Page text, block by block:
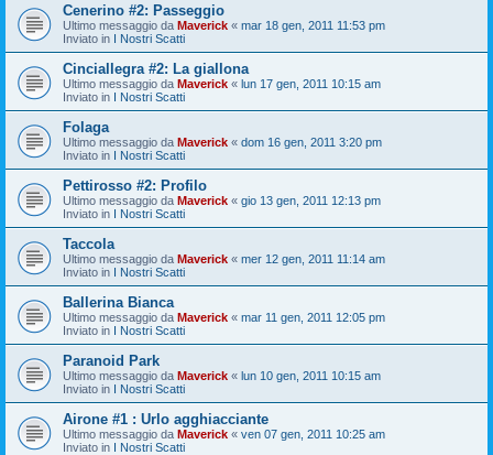
Cenerino #2: Passeggio
Ultimo messaggio da Maverick « mar 18 gen, 2011 11:53 pm
Inviato in I Nostri Scatti
Cinciallegra #2: La giallona
Ultimo messaggio da Maverick « lun 17 gen, 2011 10:15 am
Inviato in I Nostri Scatti
Folaga
Ultimo messaggio da Maverick « dom 16 gen, 2011 3:20 pm
Inviato in I Nostri Scatti
Pettirosso #2: Profilo
Ultimo messaggio da Maverick « gio 13 gen, 2011 12:13 pm
Inviato in I Nostri Scatti
Taccola
Ultimo messaggio da Maverick « mer 12 gen, 2011 11:14 am
Inviato in I Nostri Scatti
Ballerina Bianca
Ultimo messaggio da Maverick « mar 11 gen, 2011 12:05 pm
Inviato in I Nostri Scatti
Paranoid Park
Ultimo messaggio da Maverick « lun 10 gen, 2011 10:15 am
Inviato in I Nostri Scatti
Airone #1 : Urlo agghiacciante
Ultimo messaggio da Maverick « ven 07 gen, 2011 10:25 am
Inviato in I Nostri Scatti